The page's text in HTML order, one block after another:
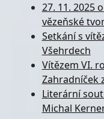
27. 11. 2025
vězeňské
Setkání s
Všehrdech
Vítězem VI.
Zahradníček
Literární
Michal